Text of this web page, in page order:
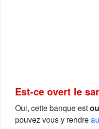
Est-ce overt le
Oui, cette banque est
pouvez vous y rendre